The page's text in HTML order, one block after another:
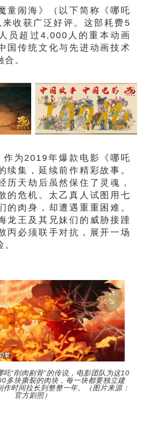
闹海》（以下简称《哪吒
收获广泛好评。这部耗费5
员超过4,000人的重本动画
国传统文化与先进动画技术
。
为2019年爆款电影《哪吒
续集，延续前作精彩故事。
历天劫后虽然保住了灵魂，
的危机。太乙真人试图用七
的肉身，却遭遇重重困难。
龙王及其兄妹们的威胁接踵
丙必须联手对抗，展开一场
吒“削肉剔骨”的传说，电影团队为这10
多块撕裂的肉块，每一块都要独立建
作时间拉长到整整一年。（图片来源：
官方剧照）